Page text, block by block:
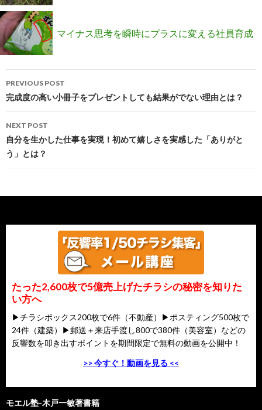
内容になっているからです
マイナス思考を瞬時にプラスに変える社員育成
Post
navigation
PREVIOUS POST
完成度の高い小冊子をプレゼントしても結果がでない理由とは？
NEXT POST
自分を生かした仕事を実現！初めて嬉しさを実感した「ありがと
う」とは？
たった2,600枚で5億売上げたチラシの秘密を知りた
い方へ
▶チラシボックス200枚で6件（不動産）▶ポスティング500枚で
24件（建築）▶郵送＋来店手渡し800で380件（美容室）などの
反響数を叩き出すポイントを期間限定で無料の動画を公開中！
>> 今すぐ！動画を見る <<
モエル塾-木戸一敏著書籍